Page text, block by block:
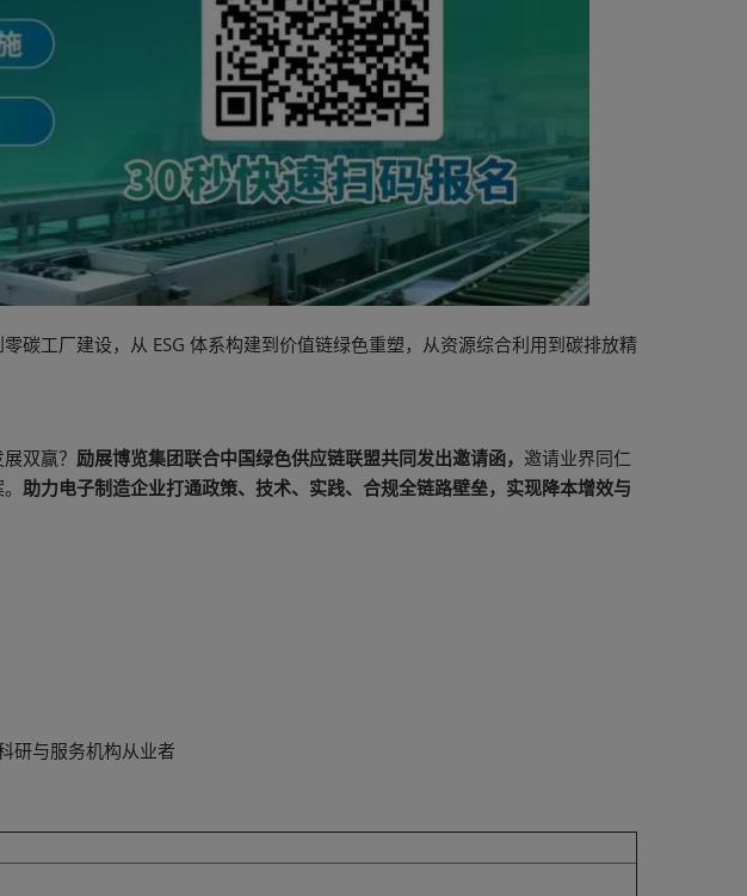
碳工厂建设，从 ESG 体系构建到价值链绿色重塑，从资源综合利用到碳排放精
双赢？ 励展博览集团联合中国绿色供应链联盟共同发出邀请函， 邀请业界同仁
助力电子制造企业打通政策、技术、实践、合规全链路壁垒，实现降本增效与
研与服务机构从业者